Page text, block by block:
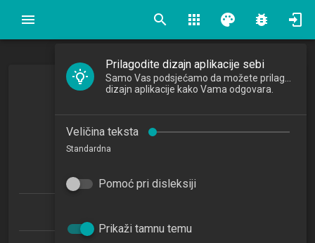
search apps palette bug_report
Organizacijsko ponašanje
Organizational Behaviour
2024/2025
Prilagodite dizajn aplikacije sebi
dizajn aplikacije kako Vama odgovara.
Veličina teksta
Standardna
Pomoć pri disleksiji
Prikaži tamnu temu